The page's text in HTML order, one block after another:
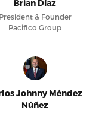
Brian Díaz
President & Founder
Pacifico Group
Johnny Méndez
Núñez